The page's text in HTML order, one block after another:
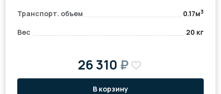
Транспорт. объем
0.17м3
Вес 20 кг
26 310₽
В корзину